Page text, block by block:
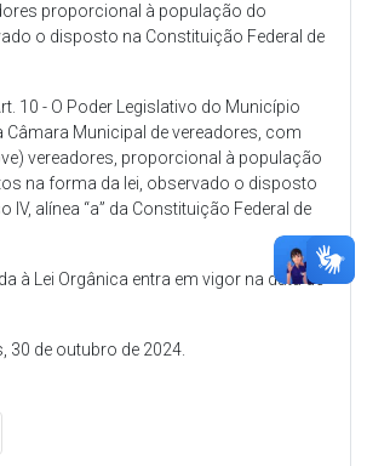
proporcional à população do
o disposto na Constituição Federal de
10 - O Poder Legislativo do Município
Câmara Municipal de vereadores, com
vereadores, proporcional à população
na forma da lei, observado o disposto
IV, alínea “a” da Constituição Federal de
à Lei Orgânica entra em vigor na data de
30 de outubro de 2024.